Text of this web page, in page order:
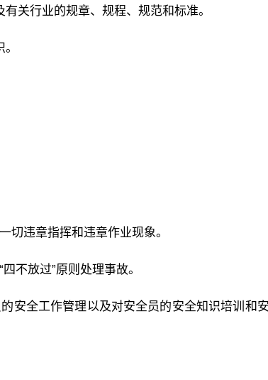
关行业的规章、规程、规范和标准。
切违章指挥和违章作业现象。
不放过”原则处理事故。
安全工作管理以及对安全员的安全知识培训和